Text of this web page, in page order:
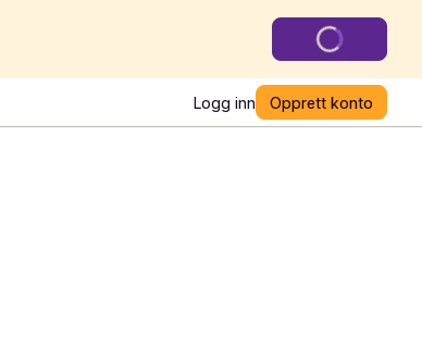
Logg inn Opprett konto